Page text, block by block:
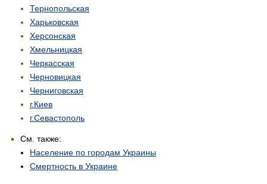
Тернопольская
Харьковская
Херсонская
Хмельницкая
Черкасская
Черновицкая
Черниговская
г.Киев
г.Севастополь
См. также:
Население по городам Украины
Смертность в Украине